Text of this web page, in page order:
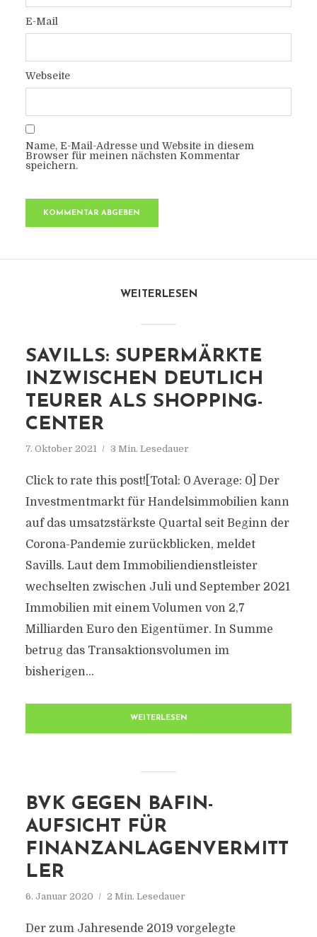
E-Mail
Webseite
Name, E-Mail-Adresse und Website in diesem
Browser für meinen nächsten Kommentar
speichern.
WEITERLESEN
SAVILLS: SUPERMÄRKTE
INZWISCHEN DEUTLICH
TEURER ALS SHOPPING-
CENTER
7. Oktober 2021 3 Min. Lesedauer
Click to rate this post![Total: 0 Average: 0] Der
Investmentmarkt für Handelsimmobilien kann
auf das umsatzstärkste Quartal seit Beginn der
Corona-Pandemie zurückblicken, meldet
Savills. Laut dem Immobiliendienstleister
wechselten zwischen Juli und September 2021
Immobilien mit einem Volumen von 2,7
Milliarden Euro den Eigentümer. In Summe
betrug das Transaktionsvolumen im
bisherigen...
WEITERLESEN
BVK GEGEN BAFIN-
AUFSICHT FÜR
FINANZANLAGENVERMITT
LER
6. Januar 2020 2 Min. Lesedauer
Der zum Jahresende 2019 vorgelegte